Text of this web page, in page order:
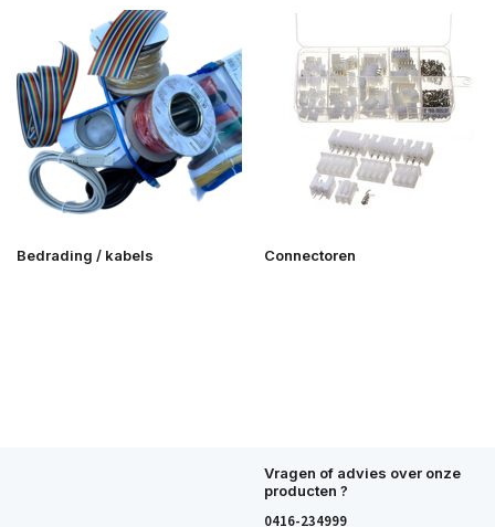
Bedrading / kabels Connectoren
Vragen of advies over onze
producten ?
0416-234999